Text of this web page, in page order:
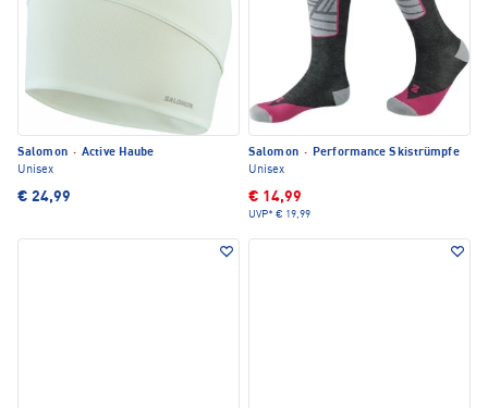
Salomon · Active Haube
Unisex
€ 24,99
Salomon · Performance Skistrümpfe
Unisex
€ 14,99
UVP* € 19,99